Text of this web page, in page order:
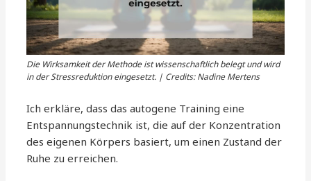
Die Wirksamkeit der Methode ist wissenschaftlich belegt und wird
in der Stressreduktion eingesetzt. | Credits: Nadine Mertens
Ich erkläre, dass das autogene Training eine
Entspannungstechnik ist, die auf der Konzentration
des eigenen Körpers basiert, um einen Zustand der
Ruhe zu erreichen.